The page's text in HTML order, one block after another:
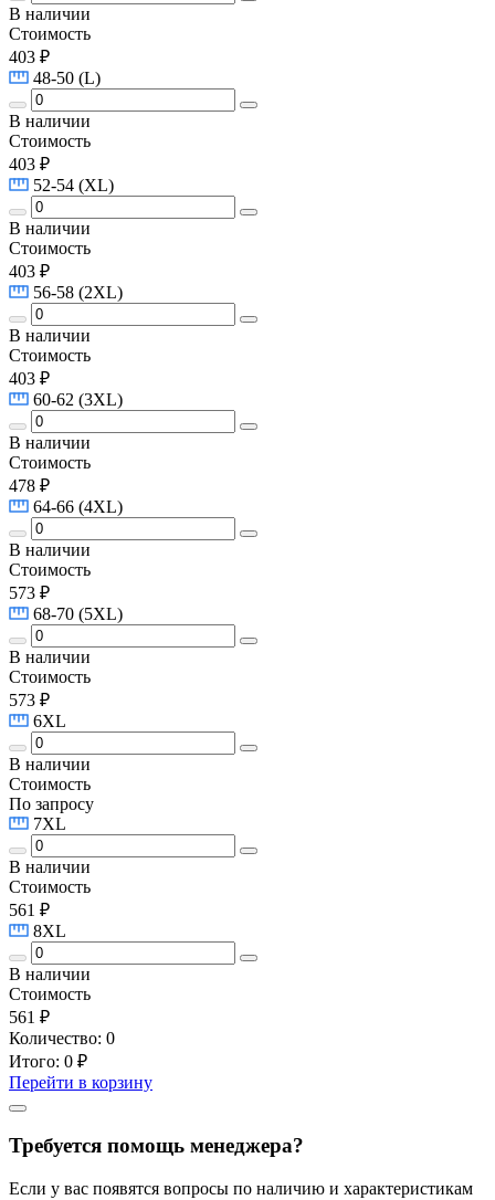
В наличии
Стоимость
403 ₽
48-50 (L)
В наличии
Стоимость
403 ₽
52-54 (XL)
В наличии
Стоимость
403 ₽
56-58 (2XL)
В наличии
Стоимость
403 ₽
60-62 (3XL)
В наличии
Стоимость
478 ₽
64-66 (4XL)
В наличии
Стоимость
573 ₽
68-70 (5XL)
В наличии
Стоимость
573 ₽
6XL
В наличии
Стоимость
По запросу
7XL
В наличии
Стоимость
561 ₽
8XL
В наличии
Стоимость
561 ₽
Количество: 0
Итого: 0 ₽
Перейти в корзину
Требуется помощь менеджера?
Если у вас появятся вопросы по наличию и характеристикам